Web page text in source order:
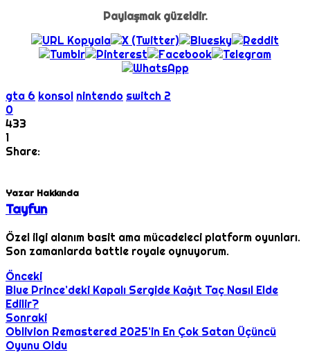
Paylaşmak güzeldir.
gta 6 konsol nintendo switch 2
0
433
1
Share:
Yazar Hakkında
Tayfun
Özel ilgi alanım basit ama mücadeleci platform oyunları.
Son zamanlarda battle royale oynuyorum.
Önceki
Blue Prince’deki Kapalı Sergide Kağıt Taç Nasıl Elde
Edilir?
Sonraki
Oblivion Remastered 2025’in En Çok Satan Üçüncü
Oyunu Oldu